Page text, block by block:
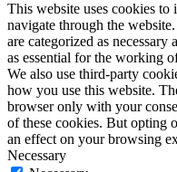
This website uses cookies
navigate through the
are categorized as
as essential for the working
We also use third-party
how you use this website.
browser only with your
of these cookies. But opting
an effect on your browsing
Necessary